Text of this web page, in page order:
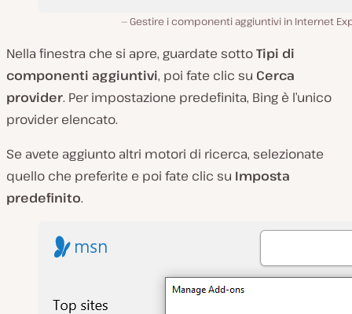
Gestire i componenti aggiuntivi in Internet
Nella finestra che si apre, guardate sottoTipi di
componenti aggiuntivi, poi fate clic su Cerca
provider. Per impostazione predefinita, Bing è l’unico
provider elencato.
Se avete aggiunto altri motori di ricerca, selezionate
quello che preferite e poi fate clic su Imposta
predefinito.